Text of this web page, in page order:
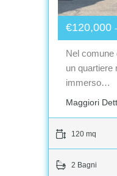
€120,000
Nel comune
un quartiere
immerso…
Maggiori
120 mq
2 Bagni